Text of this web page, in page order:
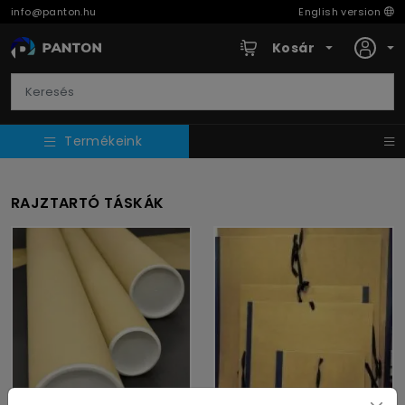
info@panton.hu English version
Kosár
Termékeink
RAJZTARTÓ TÁSKÁK